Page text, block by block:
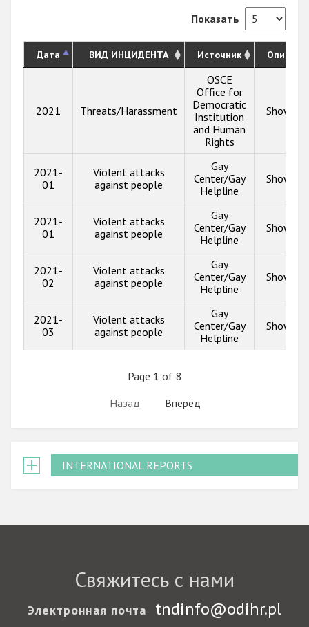
Показать
Дата ВИД ИНЦИДЕНТА Источник
2021 Threats/Harassment
OSCE
Office for
Democratic
Institution
and Human
Rights
Show
2021-
01
Violent attacks
against people
Gay
Center/Gay
Helpline
Show
2021-
01
Violent attacks
against people
Gay
Center/Gay
Helpline
Show
2021-
02
Violent attacks
against people
Gay
Center/Gay
Helpline
Show
2021-
03
Violent attacks
against people
Gay
Center/Gay
Helpline
Show
Page 1 of 8
Назад
Вперёд
INTERNATIONAL REPORTS
Свяжитесь с нами
Электронная почта
tndinfo@odihr.pl